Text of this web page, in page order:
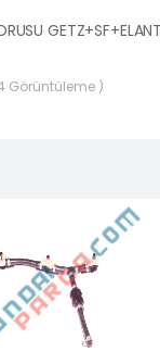
Görüntüleme )